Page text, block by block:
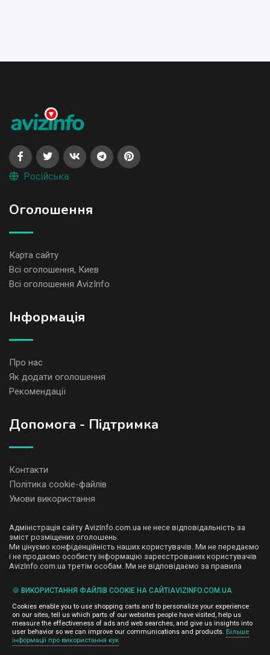
Російська
Оголошення
Карта сайту
Всі оголошення, Киев
Всі оголошення AvizInfo
Iнформація
Про нас
Як додати оголошення
Рекомендації
Допомога - Підтримка
Контакти
Політика cookie-файлів
Умови використання
Адміністрація сайту AvizInfo.com.ua не несе відповідальність за
зміст розміщених оголошень.
Ми цінуємо конфіденційність наших користувачів. Ми не передаємо
і не продаємо особисту інформацію зареєстрованих користувачів
AvizInfo.com.ua третім особам. Ми не відповідаємо за правила
деяких сторінках нашого сайту представлена реклама Google
Adsense Advertising Network. Щоб дізнатися детальніше про
правила конфіденційності Googleнатисніть тут.
🍪 ВИКОРИСТАННЯ ФАЙЛІВ COOKIE НА САЙТІAVIZINFO.COM.UA
Cookies enable you to use shopping carts and to personalize your experience
on our sites, tell us which parts of our websites people have visited, help us
measure the effectiveness of ads and web searches, and give us insights into
user behavior so we can improve our communications and products. Більше
інформації про використання кук